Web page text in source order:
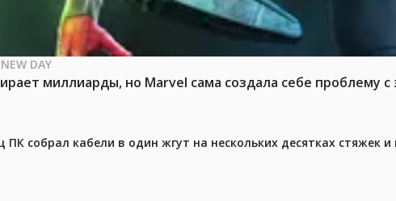
DAY
миллиарды, но Marvel сама создала себе проблему
ПК собрал кабели в один жгут на нескольких десятках стяжек